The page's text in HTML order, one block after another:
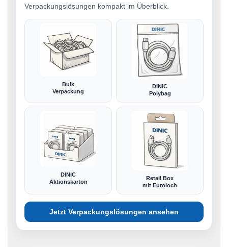
Verpackungslösungen kompakt im Überblick.
Bulk
Verpackung
DINIC
Polybag
DINIC
Aktionskarton
Retail Box
mit Euroloch
Jetzt Verpackungslösungen ansehen